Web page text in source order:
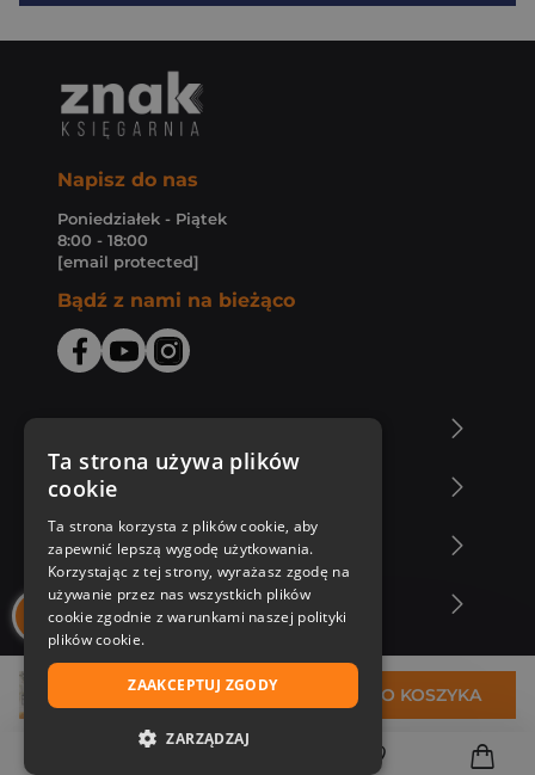
16,45 zł DO KOSZYKA
Napisz do nas
Poniedziałek - Piątek
8:00 - 18:00
[email protected]
Bądź z nami na bieżąco
Zakupy u nas
Nasza oferta
Nasi autorzy
Ta strona używa plików
cookie
Ta strona korzysta z plików cookie, aby
zapewnić lepszą wygodę użytkowania.
Korzystając z tej strony, wyrażasz zgodę na
używanie przez nas wszystkich plików
cookie zgodnie z warunkami naszej polityki
plików cookie.
ZAAKCEPTUJ ZGODY
ZARZĄDZAJ